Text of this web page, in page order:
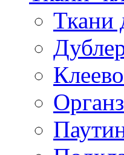
Ткани